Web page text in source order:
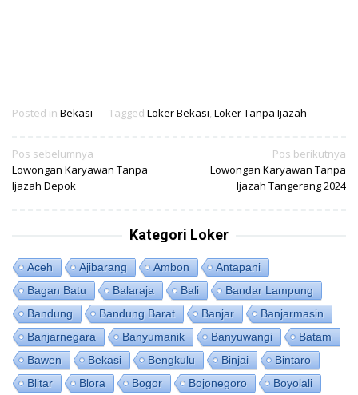
Posted in Bekasi Tagged Loker Bekasi Loker Tanpa Ijazah
Navigasi
pos
Pos sebelumnya
Lowongan Karyawan Tanpa
Ijazah Depok
Pos berikutnya
Lowongan Karyawan Tanpa
Ijazah Tangerang 2024
Kategori Loker
Aceh Ajibarang Ambon
Antapani
Bagan Batu
Balaraja Bali
Bandar Lampung
Bandung
Bandung Barat Banjar
Banjarmasin
Banjarnegara
Banyumanik Banyuwangi
Batam
Bawen
Bekasi Bengkulu Binjai
Bintaro
Blitar
Blora Bogor Bojonegoro
Boyolali